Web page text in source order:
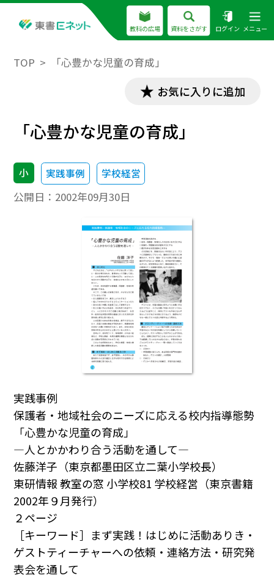
教科の広場 資料をさがす ログイン メニュー
TOP 「心豊かな児童の育成」
お気に入りに追加
「心豊かな児童の育成」
小 実践事例 学校経営
公開日： 2002年09月30日
実践事例
保護者・地域社会のニーズに応える校内指導態勢
「心豊かな児童の育成」
―人とかかわり合う活動を通して―
佐藤洋子（東京都墨田区立二葉小学校長）
東研情報 教室の窓 小学校81 学校経営（東京書籍
2002年９月発行）
２ページ
［キーワード］まず実践！はじめに活動ありき・
ゲストティーチャーへの依頼・連絡方法・研究発
表会を通して